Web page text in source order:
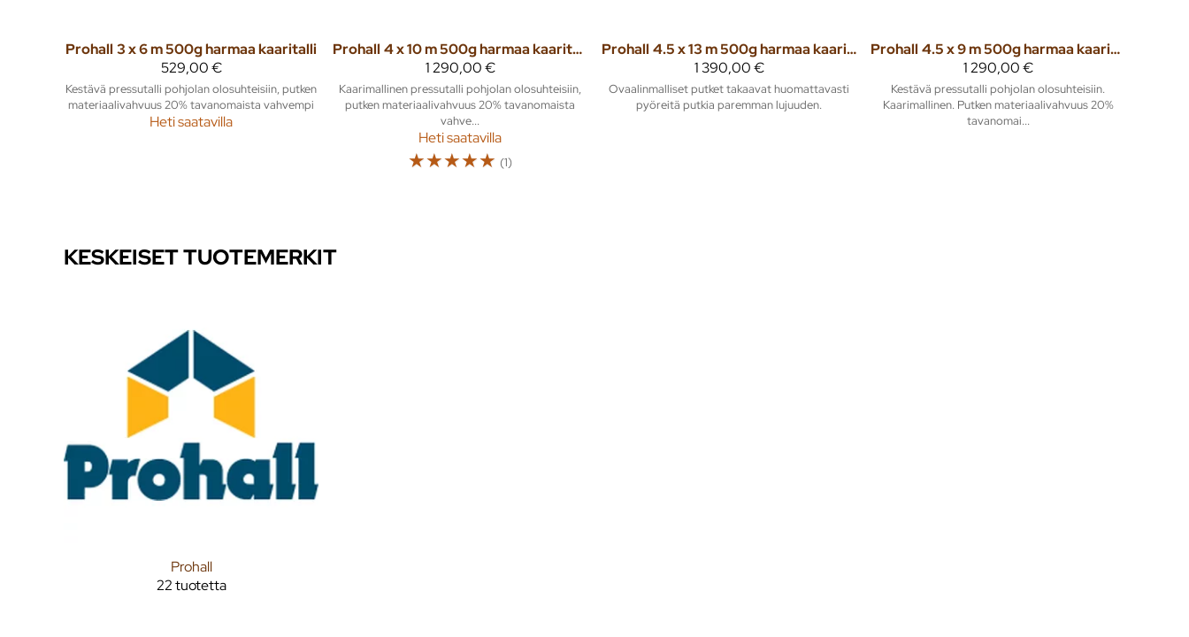
Prohall 3 x 6 m 500g harmaa kaaritalli
529,00 €
Kestävä pressutalli pohjolan olosuhteisiin, putken
materiaalivahvuus 20% tavanomaista vahvempi
Heti saatavilla
Prohall
4 x 10 m 500g harmaa kaaritalli
1 290,00 €
Kaarimallinen pressutalli pohjolan olosuhteisiin,
putken materiaalivahvuus 20% tavanomaista
vahve...
Heti saatavilla
☆☆☆☆☆ (1)
Prohall
4.5 x 13 m 500g harmaa kaaritalli
1 390,00 €
Ovaalinmalliset putket takaavat huomattavasti
pyöreitä putkia paremman lujuuden.
Prohall
4.5 x 9 m 500g harmaa kaaritalli
1 290,00 €
Kestävä pressutalli pohjolan olosuhteisiin.
Kaarimallinen. Putken materiaalivahvuus 20%
tavanomai...
KESKEISET TUOTEMERKIT
Prohall
22 tuotetta